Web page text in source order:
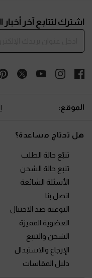
اشترك لتتابع آخر
الموقع:
هل تحتاج مساعدة؟
تتبّع حالة الطلب
تتبع حالة الشحن
الأسئلة الشائعة
اتصل بنا
التوعية ضد الاحتيال
العضوية المميزة
الشحن والتتبع
الإرجاع والاستبدال
دليل المقاسات